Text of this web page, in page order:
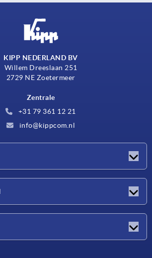
KIPP NEDERLAND BV
Willem Dreeslaan 251
2729 NE Zoetermeer
Zentrale
+31 79 361 12 21
info@kippcom.nl